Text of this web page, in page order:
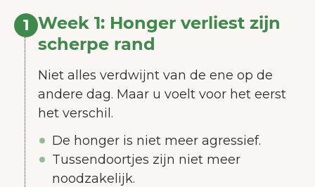
1 Week 1: Honger verliest zijn
scherpe rand
Niet alles verdwijnt van de ene op de
andere dag. Maar u voelt voor het eerst
het verschil.
De honger is niet meer agressief.
Tussendoortjes zijn niet meer
noodzakelijk.